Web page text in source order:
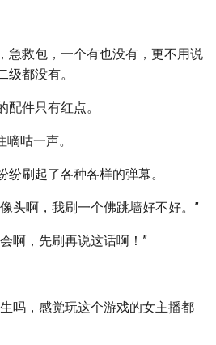
急救包，一个有也没有，更不用说
都没有。
件只有红点。
咕一声。
刷起了各种各样的弹幕。
头啊，我刷一个佛跳墙好不好。”
啊，先刷再说这话啊！”
吗，感觉玩这个游戏的女主播都